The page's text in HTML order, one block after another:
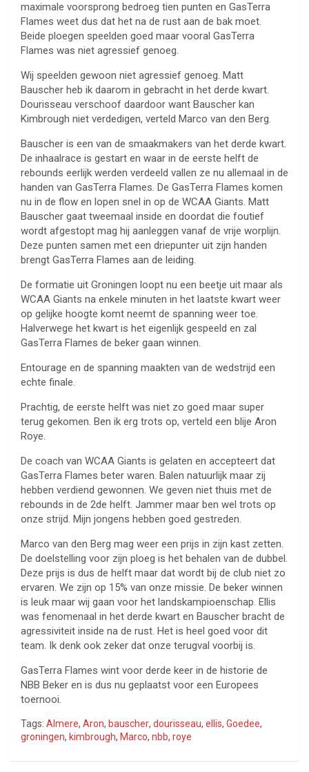
maximale voorsprong bedroeg tien punten en GasTerra
Flames weet dus dat het na de rust aan de bak moet.
Beide ploegen speelden goed maar vooral GasTerra
Flames was niet agressief genoeg.
Wij speelden gewoon niet agressief genoeg. Matt
Bauscher heb ik daarom in gebracht in het derde kwart.
Dourisseau verschoof daardoor want Bauscher kan
Kimbrough niet verdedigen, verteld Marco van den Berg.
Bauscher is een van de smaakmakers van het derde kwart.
De inhaalrace is gestart en waar in de eerste helft de
rebounds eerlijk werden verdeeld vallen ze nu allemaal in de
handen van GasTerra Flames. De GasTerra Flames komen
nu in de flow en lopen snel in op de WCAA Giants. Matt
Bauscher gaat tweemaal inside en doordat die foutief
wordt afgestopt mag hij aanleggen vanaf de vrije worplijn.
Deze punten samen met een driepunter uit zijn handen
brengt GasTerra Flames aan de leiding.
De formatie uit Groningen loopt nu een beetje uit maar als
WCAA Giants na enkele minuten in het laatste kwart weer
op gelijke hoogte komt neemt de spanning weer toe.
Halverwege het kwart is het eigenlijk gespeeld en zal
GasTerra Flames de beker gaan winnen.
Entourage en de spanning maakten van de wedstrijd een
echte finale.
Prachtig, de eerste helft was niet zo goed maar super
terug gekomen. Ben ik erg trots op, verteld een blije Aron
Roye.
De coach van WCAA Giants is gelaten en accepteert dat
GasTerra Flames beter waren. Balen natuurlijk maar zij
hebben verdiend gewonnen. We geven niet thuis met de
rebounds in de 2de helft. Jammer maar ben wel trots op
onze strijd. Mijn jongens hebben goed gestreden.
Marco van den Berg mag weer een prijs in zijn kast zetten.
De doelstelling voor zijn ploeg is het behalen van de dubbel.
Deze prijs is dus de helft maar dat wordt bij de club niet zo
ervaren. We zijn op 15% van onze missie. De beker winnen
is leuk maar wij gaan voor het landskampioenschap. Ellis
was fenomenaal in het derde kwart en Bauscher bracht de
agressiviteit inside na de rust. Het is heel goed voor dit
team. Ik denk ook zeker dat onze terugval voorbij is.
GasTerra Flames wint voor derde keer in de historie de
NBB Beker en is dus nu geplaatst voor een Europees
toernooi.
Tags: Almere, Aron, bauscher, dourisseau, ellis, Goedee,
groningen, kimbrough, Marco, nbb, roye